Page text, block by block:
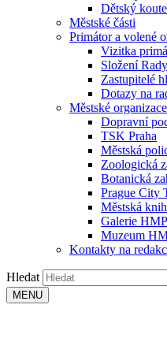
Dětský
Městské části
Primátor a volené
Vizitka
Složení
Zastupitelé
Dotazy na
Městské organizace
Dopravní
TSK Praha
Městská
Zoologická
Botanická
Prague City
Městská
Galerie HMP
Muzeum
Kontakty na
Hledat
MENU